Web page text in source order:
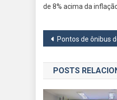
de 8% acima da
Navegação
de
Post
Pontos de ônibus de Barueri terão
POSTS